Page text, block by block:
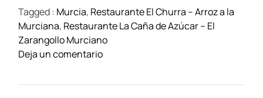
Tagged : Murcia, Restaurante El Churra – Arroz a la
Murciana, Restaurante La Caña de Azúcar – El
Zarangollo Murciano
Deja un comentarioo
S